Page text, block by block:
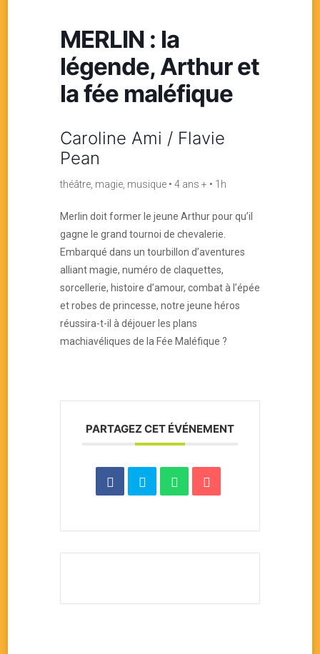
MERLIN : la
légende, Arthur et
la fée maléfique
Caroline Ami / Flavie
Pean
théâtre, magie, musique • 4 ans + • 1h
Merlin doit former le jeune Arthur pour qu’il
gagne le grand tournoi de chevalerie.
Embarqué dans un tourbillon d’aventures
alliant magie, numéro de claquettes,
sorcellerie, histoire d’amour, combat à l’épée
et robes de princesse, notre jeune héros
réussira-t-il à déjouer les plans
machiavéliques de la Fée Maléfique ?
PARTAGEZ CET ÉVÉNEMENT